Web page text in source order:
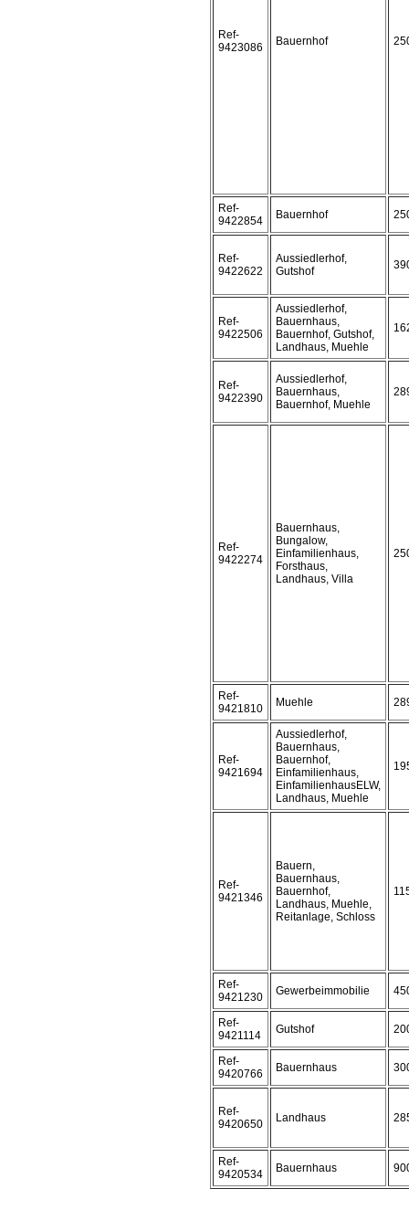
Ref-
9423086
Bauernhof
Ref-
9422854
Bauernhof
Ref-
9422622
Aussiedlerhof,
Gutshof
Ref-
9422506
Aussiedlerhof,
Bauernhaus,
Bauernhof, Gutshof,
Landhaus, Muehle
Ref-
9422390
Aussiedlerhof,
Bauernhaus,
Bauernhof, Muehle
Ref-
9422274
Bauernhaus,
Bungalow,
Einfamilienhaus,
Forsthaus,
Landhaus, Villa
Ref-
9421810
Muehle
Ref-
9421694
Aussiedlerhof,
Bauernhaus,
Bauernhof,
Einfamilienhaus,
EinfamilienhausELW,
Landhaus, Muehle
Ref-
9421346
Bauern,
Bauernhaus,
Bauernhof,
Landhaus, Muehle,
Reitanlage, Schloss
Ref-
9421230
Gewerbeimmobilie
Ref-
9421114
Gutshof
Ref-
9420766
Bauernhaus
Ref-
9420650
Landhaus
Ref-
9420534
Bauernhaus